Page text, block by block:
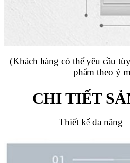
(Khách hàng có thể yêu cầu
phẩm theo ý
CHI TIẾT
Thiết kế đa năng